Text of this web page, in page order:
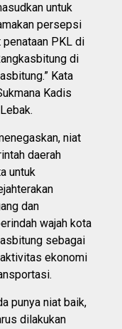
untuk
persepsi
PKL di
di
Kata
Kadis
niat
daerah
untuk
dan
wajah kota
sebagai
ekonomi
punya niat baik,
dilakukan